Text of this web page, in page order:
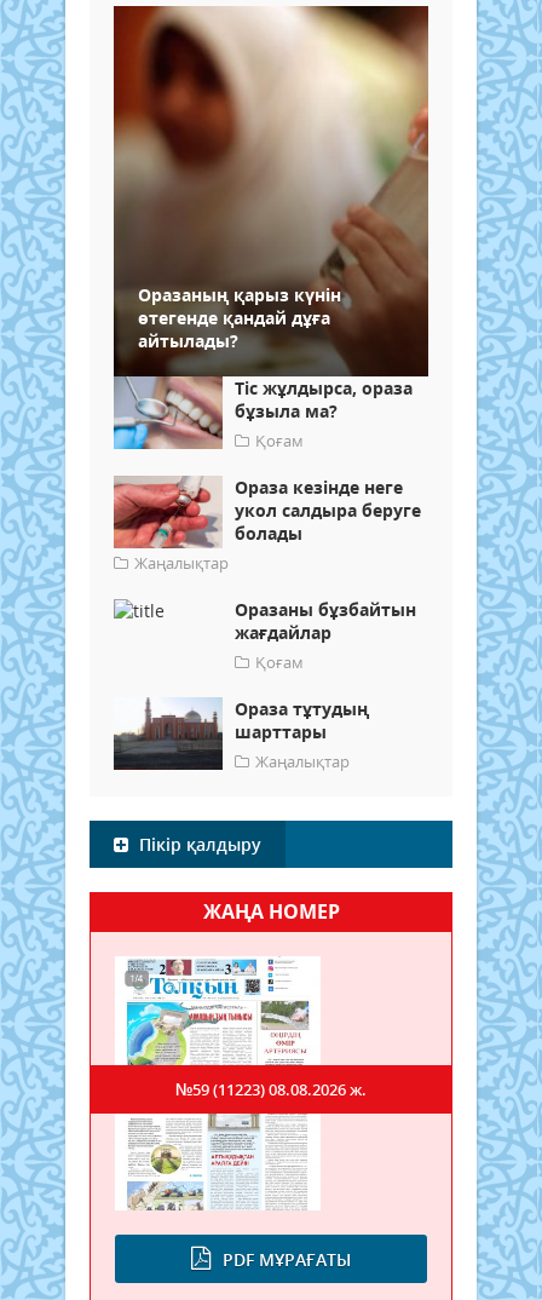
Оразаның қарыз күнін
өтегенде қандай дұға
айтылады?
Тіс жұлдырса, ораза
бұзыла ма?
Қоғам
Ораза кезінде неге
укол салдыра беруге
болады
Жаңалықтар
Оразаны бұзбайтын
жағдайлар
Қоғам
Ораза тұтудың
шарттары
Жаңалықтар
Пікір қалдыру
ЖАҢА НОМЕР
PDF МҰРАҒАТЫ
№59 (11223)08.08.2026 ж.